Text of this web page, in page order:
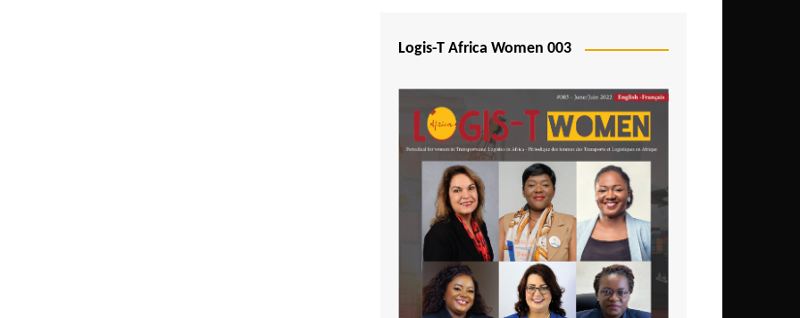
Logis-T Africa Women 003